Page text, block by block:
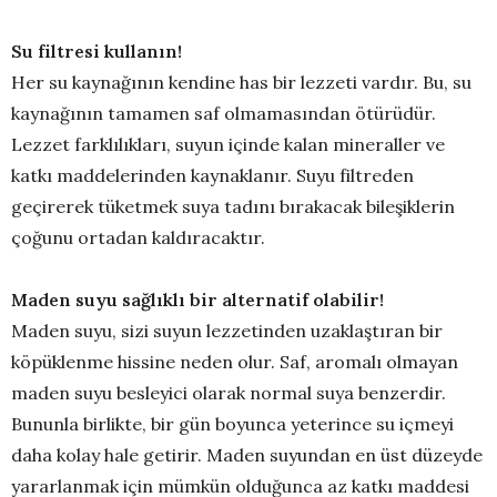
Su filtresi kullanın!
Her su kaynağının kendine has bir lezzeti vardır. Bu, su
kaynağının tamamen saf olmamasından ötürüdür.
Lezzet farklılıkları, suyun içinde kalan mineraller ve
katkı maddelerinden kaynaklanır. Suyu filtreden
geçirerek tüketmek suya tadını bırakacak bileşiklerin
çoğunu ortadan kaldıracaktır.
Maden suyu sağlıklı bir alternatif olabilir!
Maden suyu, sizi suyun lezzetinden uzaklaştıran bir
köpüklenme hissine neden olur. Saf, aromalı olmayan
maden suyu besleyici olarak normal suya benzerdir.
Bununla birlikte, bir gün boyunca yeterince su içmeyi
daha kolay hale getirir. Maden suyundan en üst düzeyde
yararlanmak için mümkün olduğunca az katkı maddesi